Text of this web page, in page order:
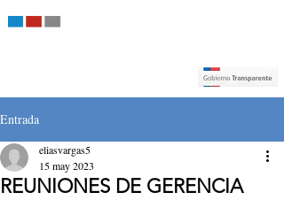
Entrada
REUNIONES DE GERENCIA
eliasvargas5
15 may 2023